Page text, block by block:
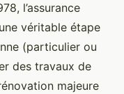
l’assurance
véritable étape
(particulier ou
des travaux de
majeure